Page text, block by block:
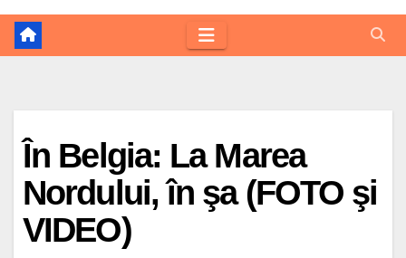
În Belgia: La Marea
Nordului, în şa (FOTO şi
VIDEO)